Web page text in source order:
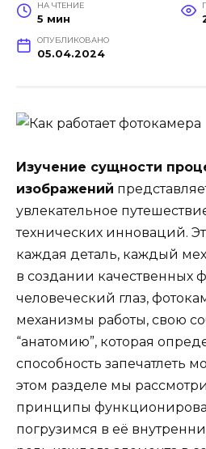
НА ЧТЕНИЕ
5 мин
ОПУБЛИКОВАНО
05.04.2024
Изучение сущности
изображений
увлекательное
технических инноваций.
каждая деталь, каждый
в создании качественных
человеческий глаз,
механизмы работы, свою
“анатомию”, которая
способность запечатлеть
этом разделе мы
принципы
погрузимся в её